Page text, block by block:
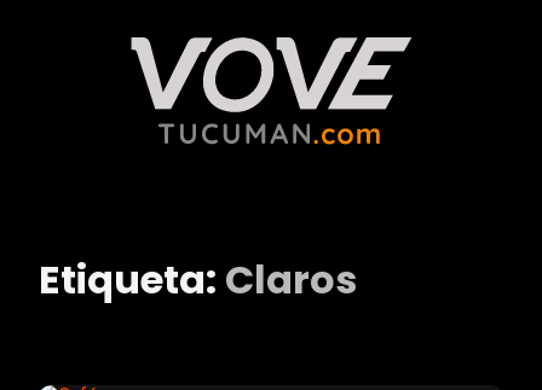
Etiqueta: Claros